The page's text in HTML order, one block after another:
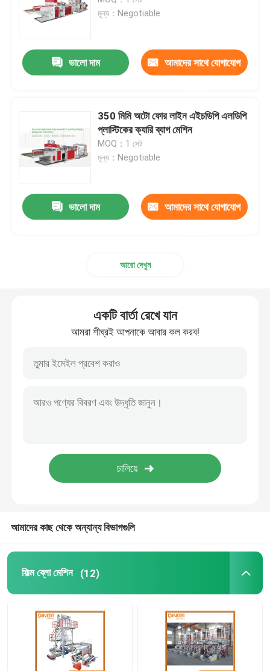
সিআই ফ্লেক্সো প্রিন্টিং মেশিন
ব্যাগ অন রোল মেকিং মেশিন
স্লিটিং রিওয়াইন্ডিং মেশিন
মূল্য：Negotiable
ভালো দাম আমাদের সাথে যোগাযোগ
350 মিমি অটো ফোর লাইন এইচডিপি এলডিপি
প্লাস্টিকের ক্যারি ব্যাগ মেশিন
MOQ：1 সেট
মূল্য：Negotiable
ভালো দাম আমাদের সাথে যোগাযোগ
আরো দেখুন
একটি বার্তা রেখে যান
আমরা শীঘ্রই আপনাকে আবার কল করব!
আমাদের কাছ থেকে অন্যান্য বিভাগগুলি
ফিল্ম ব্লো মেশিন (12)